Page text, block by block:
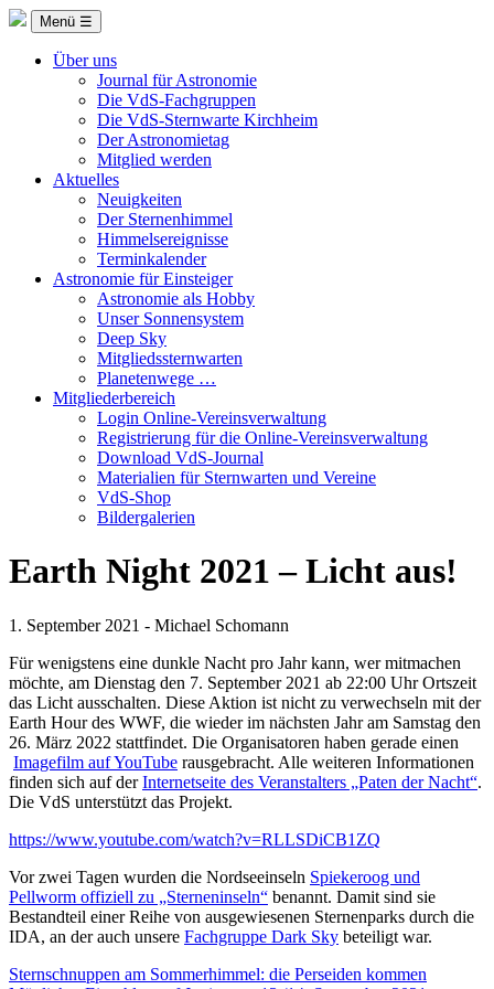
Menü ☰
Über uns
Journal für Astronomie
Die VdS-Fachgruppen
Die VdS-Sternwarte Kirchheim
Der Astronomietag
Mitglied werden
Aktuelles
Neuigkeiten
Der Sternenhimmel
Himmelsereignisse
Terminkalender
Astronomie für Einsteiger
Astronomie als Hobby
Unser Sonnensystem
Deep Sky
Mitgliedssternwarten
Planetenwege …
Mitgliederbereich
Login Online-Vereinsverwaltung
Registrierung für die Online-Vereinsverwaltung
Download VdS-Journal
Materialien für Sternwarten und Vereine
VdS-Shop
Bildergalerien
Earth Night 2021 – Licht aus!
1. September 2021 - Michael Schomann
Für wenigstens eine dunkle Nacht pro Jahr kann, wer mitmachen
möchte, am Dienstag den 7. September 2021 ab 22:00 Uhr Ortszeit
das Licht ausschalten. Diese Aktion ist nicht zu verwechseln mit der
Earth Hour des WWF, die wieder im nächsten Jahr am Samstag den
26. März 2022 stattfindet. Die Organisatoren haben gerade einen
Imagefilm auf YouTube rausgebracht. Alle weiteren Informationen
finden sich auf derInternetseite des Veranstalters „Paten der Nacht“.
Die VdS unterstützt das Projekt.
https://www.youtube.com/watch?v=RLLSDiCB1ZQ
Vor zwei Tagen wurden die Nordseeinseln Spiekeroog und
Pellworm offiziell zu „Sterneninseln“ benannt. Damit sind sie
Bestandteil einer Reihe von ausgewiesenen Sternenparks durch die
IDA, an der auch unsere Fachgruppe Dark Sky beteiligt war.
Beitragsnavigation
Sternschnuppen am Sommerhimmel: die Perseiden kommen